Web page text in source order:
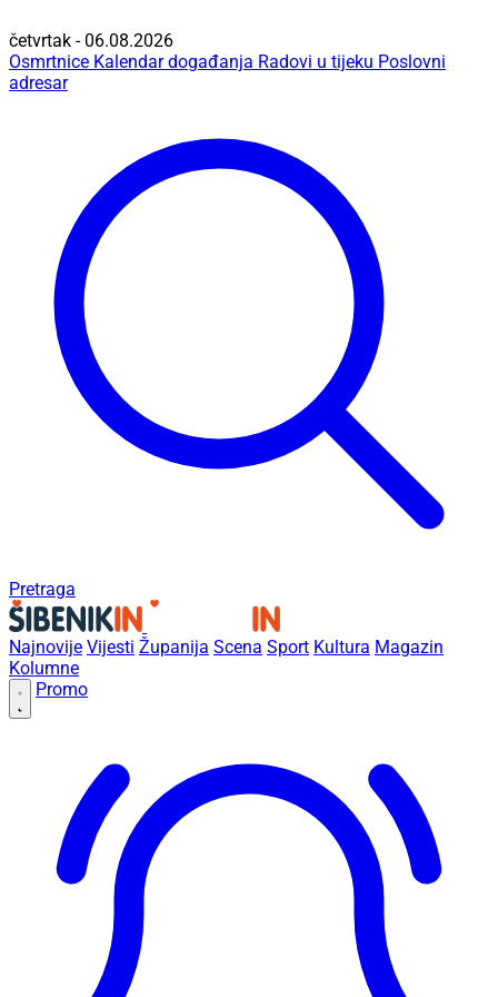
četvrtak - 06.08.2026
Osmrtnice Kalendar događanja Radovi u tijeku Poslovni
adresar
Pretraga
Najnovije Vijesti Županija Scena Sport Kultura Magazin
Kolumne
Promo